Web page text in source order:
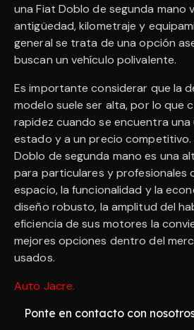
una Fiat Doblo de segunda mano
antigüedad, kilometraje y
general se trata de una opción
buscan un vehículo polivalente.
Es importante considerar que la
modelo suele ser alta, por lo que
rapidez cuando se encuentra una
estado y a un precio competitivo.
Doblo de segunda mano es una
para particulares y profesionales
espacio, la funcionalidad y la
diseño robusto, la amplitud del
eficiencia de sus motores la
mejores opciones dentro del
usados.
Auto Jacre.
Ponte en contacto con